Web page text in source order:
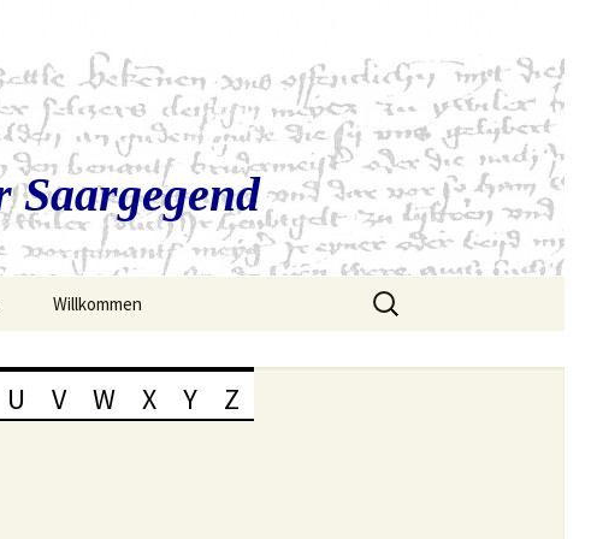
Willkommen
Suchen
nach:
U V W X Y Z